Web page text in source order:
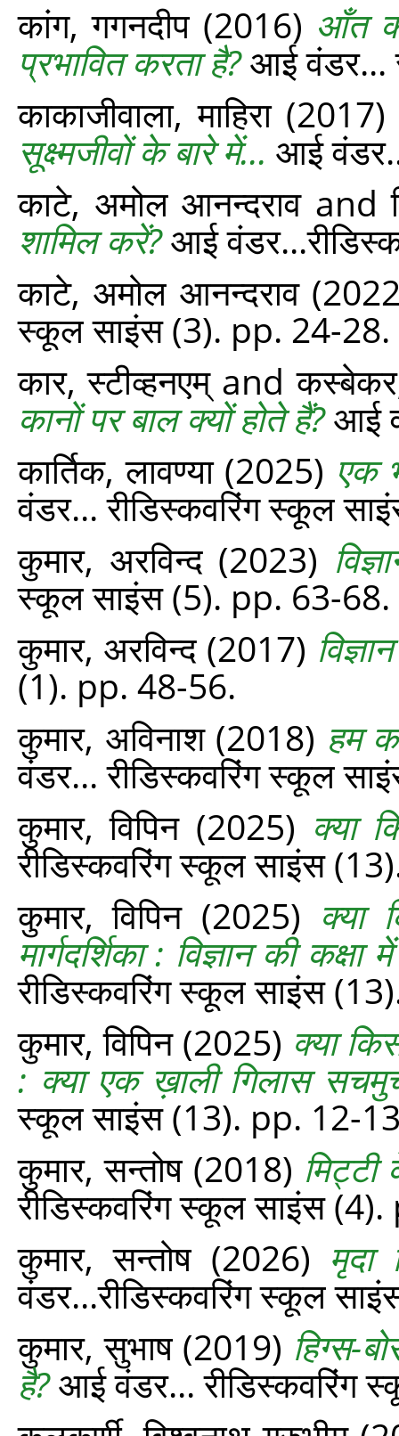
कांग, गगनदीप (2016) आँत
प्रभावित करता है?आई वंडर...
काकाजीवाला, माहिरा
सूक्ष्मजीवों के बारे में... आई
काटे, अमोल आनन्दरावand
शामिल करें?आई
काटे, अमोल आनन्‍दराव
स्‍कूल साइंस (3). pp. 24-28.
कार, स्टीव्हनएम्andकस्बेकर,
कानों पर बाल क्यों होते हैं?आई
कार्तिक, लावण्या(2025) एक
वंडर... रीडिस्‍कवरिंग स्‍कूल
कुमार, अरविन्द(2023)
स्‍कूल साइंस (5). pp. 63-68.
कुमार, अरविन्‍द (2017)
(1). pp. 48-56.
कुमार, अविनाश(2018) हम
वंडर... रीडिस्‍कवरिंग स्‍कूल
कुमार, विपिन(2025) क्या
रीडिस्‍कवरिंग स्‍कूल साइंस
कुमार, विपिन(2025) क्या
मार्गदर्शिका : विज्ञान की
रीडिस्‍कवरिंग स्‍कूल साइंस
कुमार, विपिन(2025) क्या
: क्‍या एक ख़ाली गिलास सचमुच
स्‍कूल साइंस (13). pp. 12-
कुमार, सन्तोष (2018) मिट्टी
रीडिस्‍कवरिंग स्‍कूल साइंस
कुमार, सन्‍तोष(2026) मृदा
वंडर...रीडिस्‍कवरिंग स्‍कूल
कुमार, सुभाष(2019) हिग्स-
है?आई वंडर... रीडिस्‍कवरिंग